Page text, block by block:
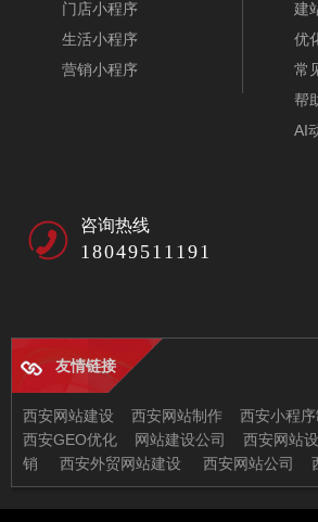
医院网站模板-A10146-1
门店小程序
生活小程序
营销小程序
建
优
常
帮
AI
咨询热线
18049511191
友情链接
西安网站建设 西安网站制作 西安小程
西安GEO优化
网站建设公司 西安网站
销
西安外贸网站建设 西安网站公司